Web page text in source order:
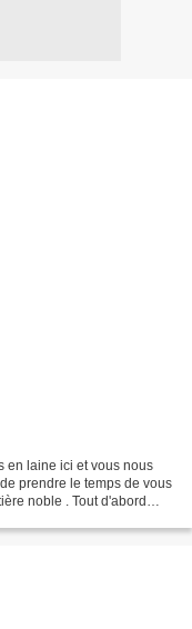
en laine ici et vous nous
prendre le temps de vous
noble . Tout d'abord